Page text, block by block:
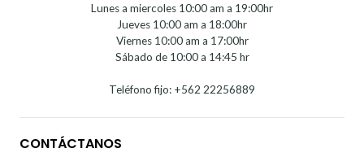
Lunes a miercoles 10:00 am a 19:00hr
Jueves 10:00 am a 18:00hr
Viernes 10:00 am a 17:00hr
Sábado de 10:00 a 14:45 hr
Teléfono fijo: +562 22256889
CONTÁCTANOS